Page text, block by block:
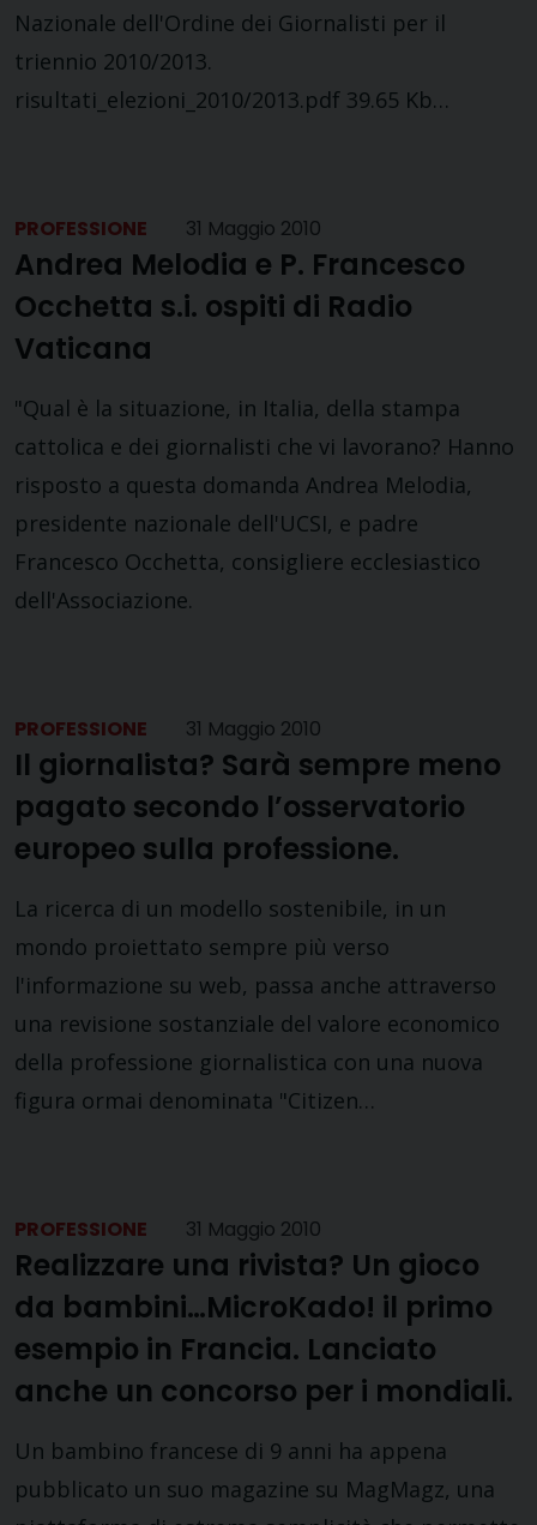
Nazionale dell'Ordine dei Giornalisti per il
triennio 2010/2013.
risultati_elezioni_2010/2013.pdf 39.65 Kb…
PROFESSIONE 31 Maggio 2010
Andrea Melodia e P. Francesco
Occhetta s.i. ospiti di Radio
Vaticana
"Qual è la situazione, in Italia, della stampa
cattolica e dei giornalisti che vi lavorano? Hanno
risposto a questa domanda Andrea Melodia,
presidente nazionale dell'UCSI, e padre
Francesco Occhetta, consigliere ecclesiastico
dell'Associazione.
PROFESSIONE 31 Maggio 2010
Il giornalista? Sarà sempre meno
pagato secondo l’osservatorio
europeo sulla professione.
La ricerca di un modello sostenibile, in un
mondo proiettato sempre più verso
l'informazione su web, passa anche attraverso
una revisione sostanziale del valore economico
della professione giornalistica con una nuova
figura ormai denominata "Citizen…
PROFESSIONE 31 Maggio 2010
Realizzare una rivista? Un gioco
da bambini…MicroKado! il primo
esempio in Francia. Lanciato
anche un concorso per i mondiali.
Un bambino francese di 9 anni ha appena
pubblicato un suo magazine su MagMagz, una